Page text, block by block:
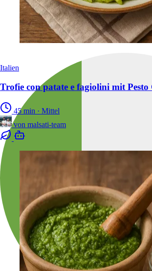
Italien
Trofie con patate e fagiolini mit Pesto
45 min · Mittel
von malsati-team